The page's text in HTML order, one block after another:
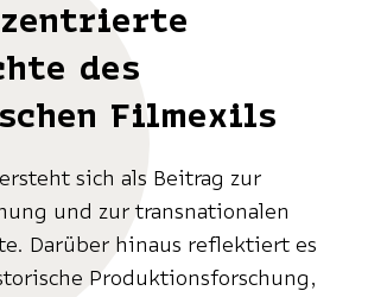
des
Filmexils
sich als Beitrag zur
und zur transnationalen
Darüber hinaus reflektiert es
Produktionsforschung,